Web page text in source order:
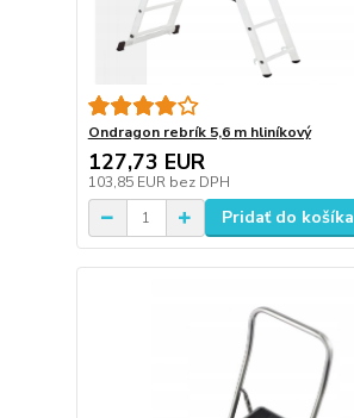
Ondragon rebrík 5,6 m hliníkový
127,73 EUR
103,85 EUR bez DPH
Pridať do košíka